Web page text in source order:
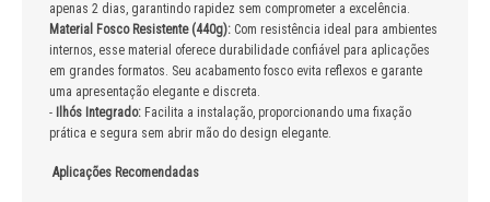
apenas 2 dias, garantindo rapidez sem comprometer a excelência.
Material Fosco Resistente (440g): Com resistência ideal para ambientes
internos, esse material oferece durabilidade confiável para aplicações
em grandes formatos. Seu acabamento fosco evita reflexos e garante
uma apresentação elegante e discreta.
-
Ilhós Integrado: Facilita a instalação, proporcionando uma fixação
prática e segura sem abrir mão do design elegante.
Aplicações Recomendadas